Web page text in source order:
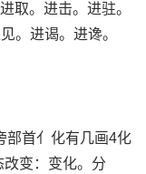
取。进击。进驻。
。进谒。进谗。
部首亻化有几画4化
变：变化。分